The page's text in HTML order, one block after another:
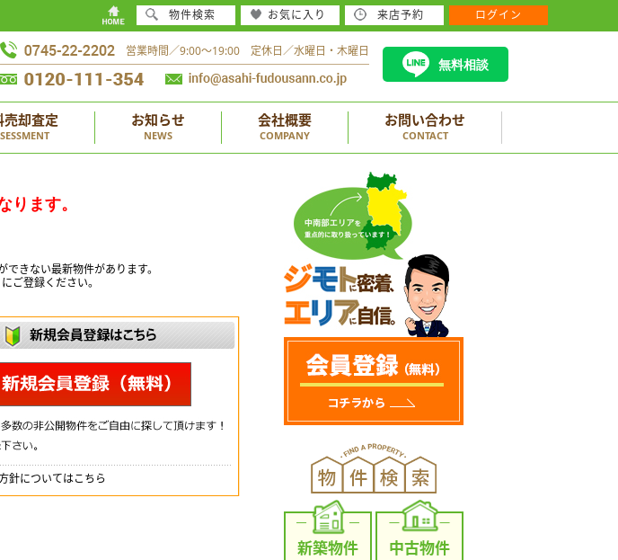
営業時間／9:00～19:00 定休日／水曜日・木曜日
無料相談
売却査定 お知らせ
NEWS
会社概要
COMPANY
お問い合わせ
CONTACT
ります。
きない最新物件があります。
ご登録ください。
針についてはこちら
新築物件 中古物件
物件検索 お気に入り 来店予約 ログイン